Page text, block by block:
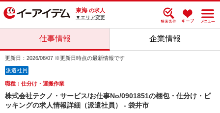
東海 の求人
▼エリア変更
仕事情報 企業情報
更新日：2026/08/07 ※更新日時点の最新情報です
派遣社員
職種：仕分け・運搬作業
株式会社テクノ・サービス/お仕事No/0901851の梱包・仕分け・ピ
ッキングの求人情報詳細（派遣社員） - 袋井市